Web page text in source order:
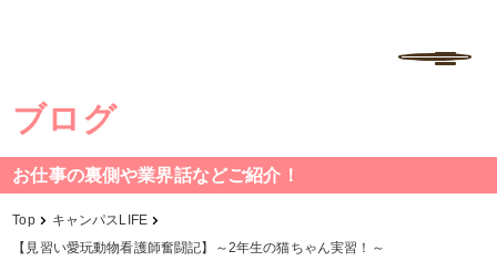
学校法人中村学園 専門学校ちば愛犬動物フラワー学園
MENU
ブログ
お仕事の裏側や業界話などご紹介！
Top
キャンパスLIFE
【見習い愛玩動物看護師奮闘記】～2年生の猫ちゃん実習！～